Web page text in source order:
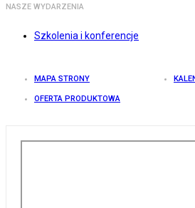
NASZE WYDARZENIA
Szkolenia i konferencje
MAPA STRONY
OFERTA PRODUKTOWA